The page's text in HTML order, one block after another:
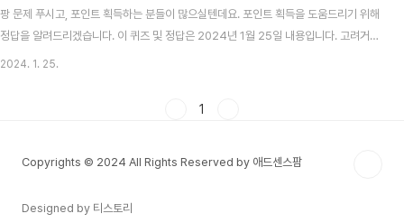
팡 문제 푸시고, 포인트 획득하는 분들이 많으실텐데요. 포인트 획득을 도움드리기 위해
정답을 알려드리겠습니다. 이 퀴즈 및 정답은 2024년 1월 25일 내용입니다. 고려거란
전쟁 시청률 맞추기 이벤트 알아보기 목차 신한 쏠뱅크 쏠야구(쏠퀴즈) 1월 25일 문제
통해 아이패드 에어, ..
2024. 1. 25.
1
Copyrights © 2024 All Rights Reserved by 애드센스팜
Designed by 티스토리